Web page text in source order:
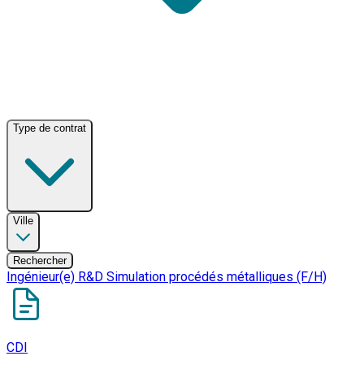
Type de contrat
Ville
Rechercher
Ingénieur(e) R&D Simulation procédés métalliques (F/H)
CDI